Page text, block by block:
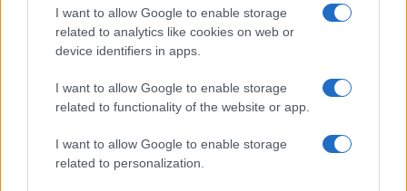
I want to allow Google to enable storage
related to analytics like cookies on web or
device identifiers in apps.
I want to allow Google to enable storage
related to functionality of the website or app.
I want to allow Google to enable storage
related to personalization.
Κλωντέλ» στις εκδόσεις της Εστίας.
«Παραμύθια από το Κάιρο» στις εκδόσεις
πεζά, εκδόσεις ΑΠΟΠΕΙΡΑ. Στο Ραδιόφωνο:
Ραδιοφωνία. 20 χρόνια Εργαστήρια για την
Τέχνη της Αφήγησης στο Δήμο Αθηναίων, στο